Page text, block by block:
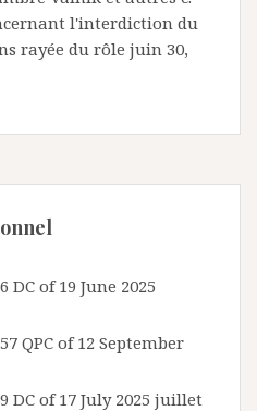
l'interdiction du
rayée du rôle juin 30,
DC of 19 June 2025
QPC of 12 September
DC of 17 July 2025 juillet